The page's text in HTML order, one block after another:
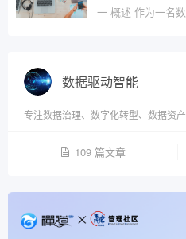
数据驱动智能
专注数据治理、数字化转型、数据资
109 篇文章